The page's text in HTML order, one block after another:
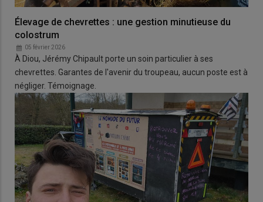
Élevage de chevrettes : une gestion minutieuse du
colostrum
05 février 2026
À Diou, Jérémy Chipault porte un soin particulier à ses
chevrettes. Garantes de l'avenir du troupeau, aucun poste est à
négliger. Témoignage.